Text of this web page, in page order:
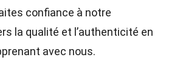
confiance à notre
la qualité et l’authenticité en
avec nous.